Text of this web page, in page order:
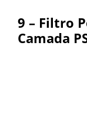
9 – Filtro
Camada